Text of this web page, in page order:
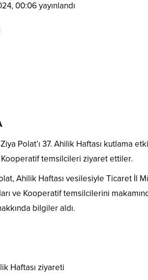
00:06yayınlandı
Polat’ı 37. Ahilik Haftası kutlama
Kooperatif temsilcileri ziyaret ettiler.
Ahilik Haftası vesilesiyle Ticaret İl
ve Kooperatif temsilcilerini
bilgiler aldı.
Haftası ziyareti